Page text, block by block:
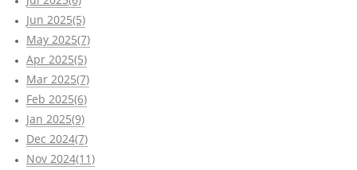
Jun 2025(5)
May 2025(7)
Apr 2025(5)
Mar 2025(7)
Feb 2025(6)
Jan 2025(9)
Dec 2024(7)
Nov 2024(11)